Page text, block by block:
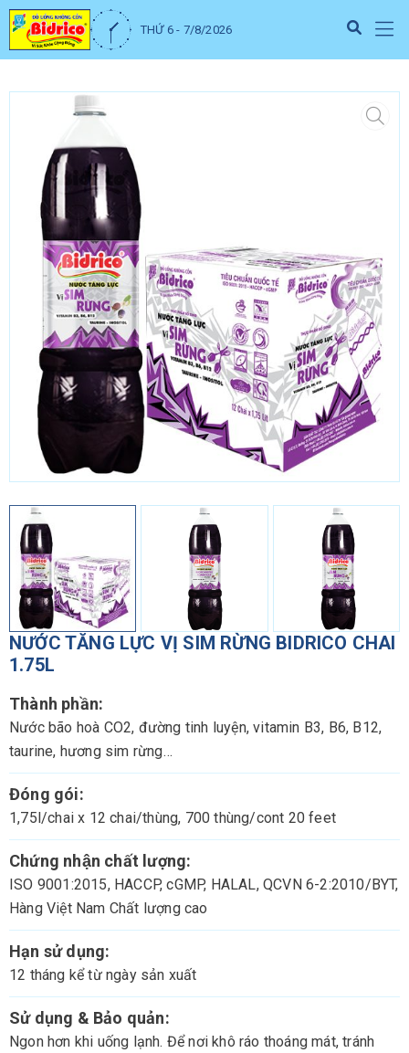
THỨ 6 - 7/8/2026
NƯỚC TĂNG LỰC VỊ SIM RỪNG BIDRICO CHAI
1.75L
Thành phần:
Nước bão hoà CO2, đường tinh luyện, vitamin B3, B6, B12,
taurine, hương sim rừng…
Đóng gói:
1,75l/chai x 12 chai/thùng, 700 thùng/cont 20 feet
Chứng nhận chất lượng:
ISO 9001:2015, HACCP, cGMP, HALAL, QCVN 6-2:2010/BYT,
Hàng Việt Nam Chất lượng cao
Hạn sử dụng:
12 tháng kể từ ngày sản xuất
Sử dụng & Bảo quản:
Ngon hơn khi uống lạnh. Để nơi khô ráo thoáng mát, tránh